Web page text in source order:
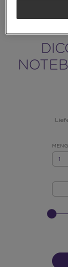
MEINE
BITTE
INPUT